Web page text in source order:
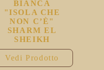
BIANCA
"ISOLA CHE
NON C’È"
SHARM EL
SHEIKH
Vedi Prodotto